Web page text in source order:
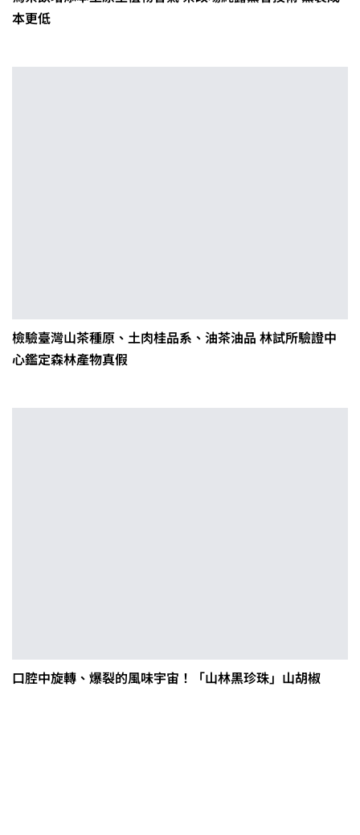
本更低
檢驗臺灣山茶種原、土肉桂品系、油茶油品 林試所驗證中
心鑑定森林產物真假
口腔中旋轉、爆裂的風味宇宙！「山林黑珍珠」山胡椒